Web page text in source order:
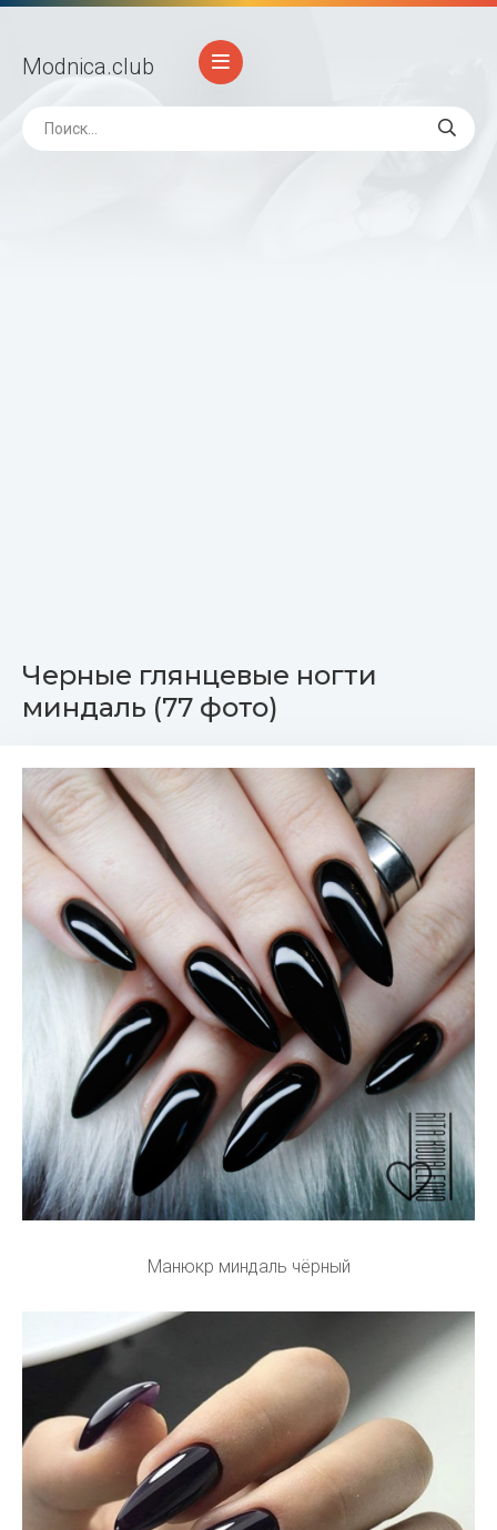
Modnica.club
Черные глянцевые ногти
миндаль (77 фото)
Манюкр миндаль чёрный